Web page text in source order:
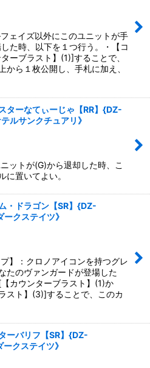
ェイズ以外にこのユニットが手
た時、以下を１つ行う。・【コ
ーブラスト】(1)]することで、
から１枚公開し、手札に加え、
ターなてぃーじゃ【RR】{DZ-
ルサンクチュアリ》
ットが(G)から退却した時、こ
に置いてよい。
・ドラゴン【SR】{DZ-
クステイツ》
】：クロノアイコンを持つグレ
たのヴァンガードが登場した
カウンターブラスト】(1)か
スト】(3)]することで、このカ
ーバリフ【SR】{DZ-
クステイツ》